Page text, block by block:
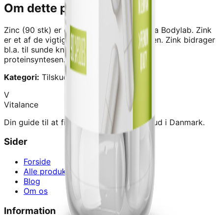
Om dette produkt
Zinc (90 stk) er et kvalitetskosttilskud fra Bodylab. Zink
er et af de vigtigste mineraler for kroppen. Zink bidrager
bl.a. til sunde knogler, et normalt syn og
proteinsyntesen.
Kategori: Tilskud › Vitaminer/mineraler
V
Vitalance
Din guide til at finde de bedste kosttilskud i Danmark.
Sider
Forside
Alle produkter
Blog
Om os
Information